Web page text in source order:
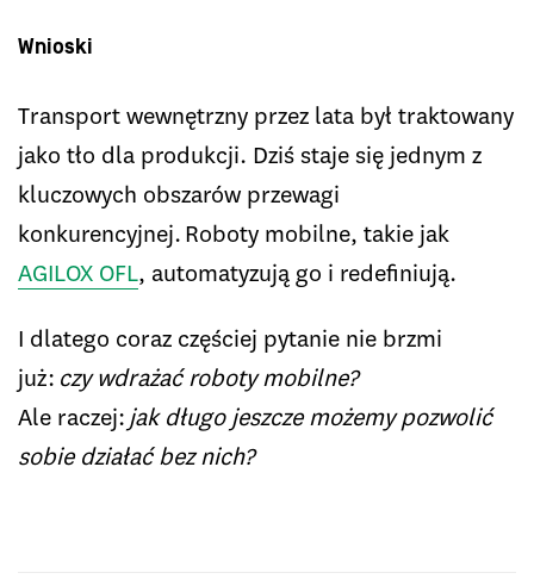
Wnioski
Transport wewnętrzny przez lata był traktowany
jako tło dla produkcji. Dziś staje się jednym z
kluczowych obszarów przewagi
konkurencyjnej. Roboty mobilne, takie jak
AGILOX OFL, automatyzują go i redefiniują.
I dlatego coraz częściej pytanie nie brzmi
już: czy wdrażać roboty mobilne?
Ale raczej:jak długo jeszcze możemy pozwolić
sobie działać bez nich?